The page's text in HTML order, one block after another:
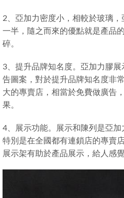
2、亞加力密度小，相較於玻璃
一半，隨之而來的優點就是產品
碎。
3、提升品牌知名度。亞加力膠
告圖案，對於提升品牌知名度非
大的專賣店，相當於免費做廣告
果。
4、展示功能。展示和陳列是亞加
特別是在全國都有連鎖店的專賣
展示架有助於產品展示，給人感